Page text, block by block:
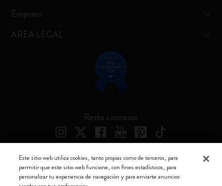
Empresa
AREA LEGAL
Resta connesso
Moleskine ® es una marca registrada de Moleskine Srl a socio unico
Este sitio web utiliza cookies, tanto propias como de terceros, para
permitir que este sitio web funcione, con fines estadísticos, para
personalizar tu experiencia de navegación y para enviarte anuncios